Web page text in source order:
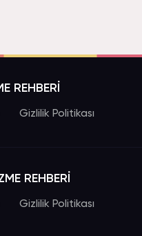
REHBERİ
Gizlilik Politikası
REHBERİ
Gizlilik Politikası